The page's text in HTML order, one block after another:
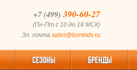
+7 (499)390-60-27
(Пн-Пт с 10 до 18 МСК)
Эл. почта sales@bonkids.ru
СЕЗОНЫ БРЕНДЫ